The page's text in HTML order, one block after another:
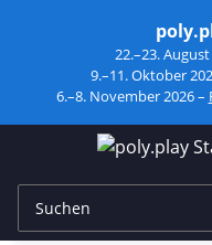
22.–23. August
9.–11. Oktober
6.–8. November 2026 –